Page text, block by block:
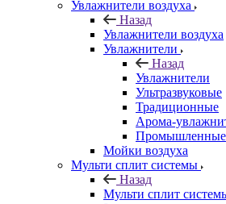
Увлажнители воздуха
Назад
Увлажнители воздуха
Увлажнители
Назад
Увлажнители
Ультразвуковые
Традиционные
Арома-
Промышленные
Мойки воздуха
Мульти сплит системы
Назад
Мульти сплит